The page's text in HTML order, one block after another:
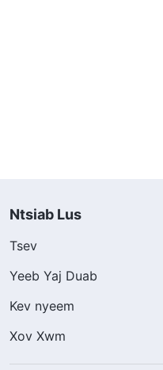
Ntsiab Lus
Tsev
Yeeb Yaj Duab
Kev nyeem
Xov Xwm